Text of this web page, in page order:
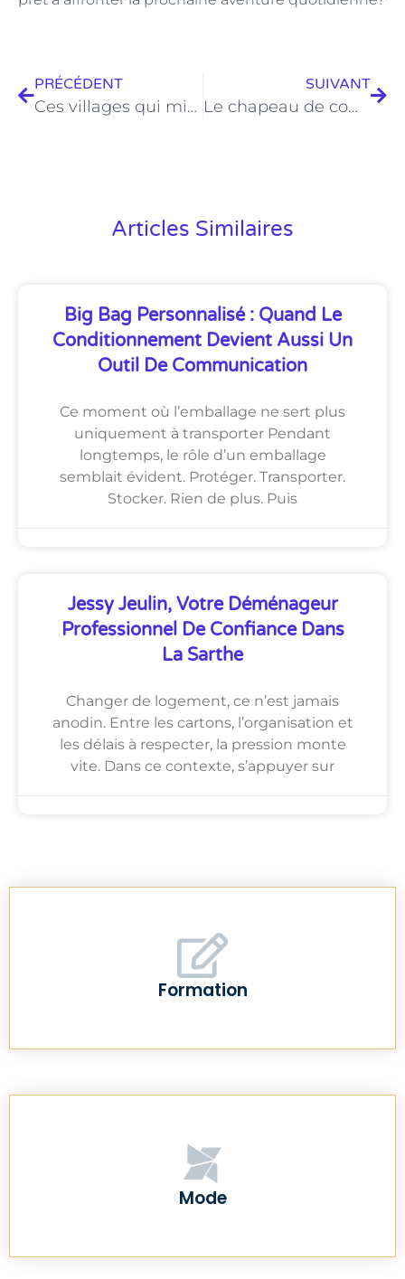
PRÉCÉDENT
Ces villages qui misent sur le bien-être pour attirer de nouveaux habitants
SUIVANT
Le chapeau de cowboy : un must-have en 2025
Articles Similaires
Big Bag Personnalisé : Quand Le
Conditionnement Devient Aussi Un
Outil De Communication
Ce moment où l’emballage ne sert plus
uniquement à transporter Pendant
longtemps, le rôle d’un emballage
semblait évident. Protéger. Transporter.
Stocker. Rien de plus. Puis
Jessy Jeulin, Votre Déménageur
Professionnel De Confiance Dans
La Sarthe
Changer de logement, ce n’est jamais
anodin. Entre les cartons, l’organisation et
les délais à respecter, la pression monte
vite. Dans ce contexte, s’appuyer sur
Formation
Mode